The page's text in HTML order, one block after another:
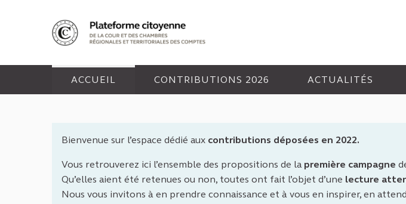
ACCUEIL CONTRIBUTIONS 2026 ACTUALITÉS
Bienvenue sur l’espace dédié aux contributions déposées en 2022.
Vous retrouverez ici l’ensemble des propositions de la première campagne
Qu’elles aient été retenues ou non, toutes ont fait l’objet d’une lecture
Nous vous invitons à en prendre connaissance et à vous en inspirer, en